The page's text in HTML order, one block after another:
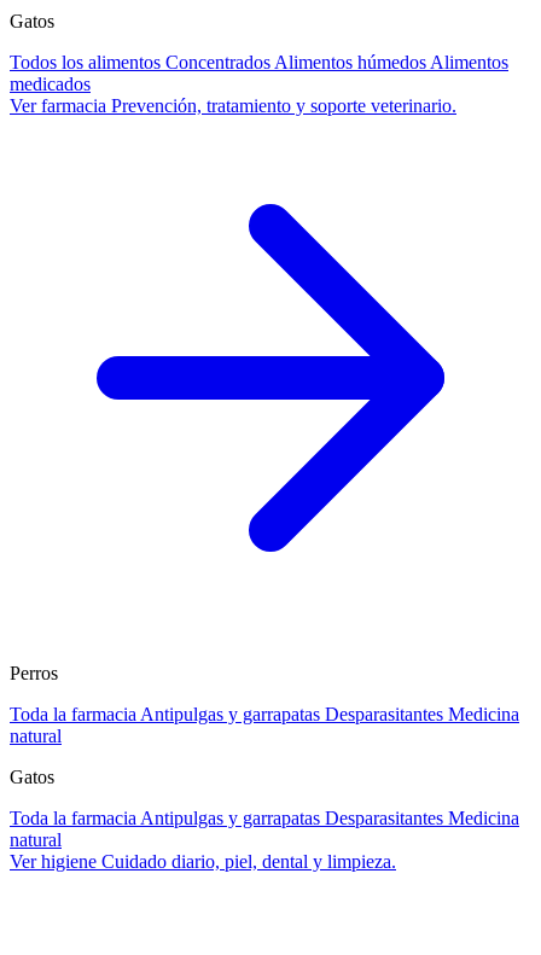
Gatos
Todos los alimentos Concentrados Alimentos húmedos Alimentos
medicados
Ver farmacia Prevención, tratamiento y soporte veterinario.
Perros
Toda la farmacia Antipulgas y garrapatas Desparasitantes Medicina
natural
Gatos
Toda la farmacia Antipulgas y garrapatas Desparasitantes Medicina
natural
Ver higiene Cuidado diario, piel, dental y limpieza.